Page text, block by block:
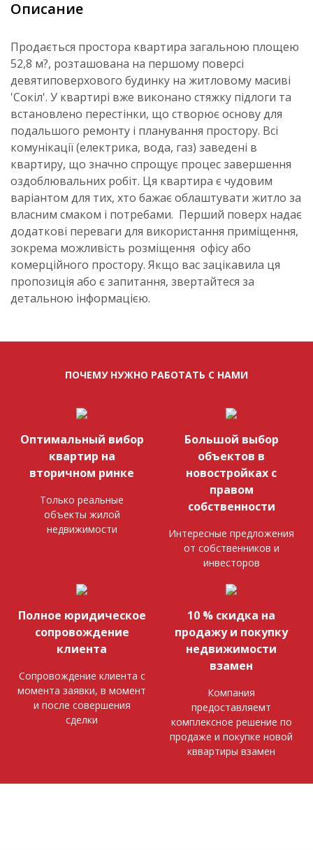
Описание
Продається простора квартира загальною площею
52,8 м?, розташована на першому поверсі
девятиповерхового будинку на житловому масиві
'Сокіл'. У квартирі вже виконано стяжку підлоги та
встановлено перестінки, що створює основу для
подальшого ремонту і планування простору. Всі
комунікації (електрика, вода, газ) заведені в
квартиру, що значно спрощує процес завершення
оздоблювальних робіт. Ця квартира є чудовим
варіантом для тих, хто бажає облаштувати житло за
власним смаком і потребами. Перший поверх надає
додаткові переваги для використання приміщення,
зокрема можливість розміщення офісу або
комерційного простору. Якщо вас зацікавила ця
пропозиція або є запитання, звертайтеся за
детальною інформацією.
ПОЧЕМУ НУЖНО РАБОТАТЬ С НАМИ
Оптимальный вибор
квартир на
вторичном ринке
Только реальные
объекты жилой
недвижимости
Большой выбор
объектов в
новостройках с
правом
собственности
Интересные предложения
от собственников и
инвесторов
Полное юридическое
сопровождение
клиента
Сопровождение клиента с
момента заявки, в момент
и после совершения
сделки
10 % скидка на
продажу и покупку
недвижимости
взамен
Компания
предоставляемт
комплексное решение по
продаже и покупке новой
кввартиры взамен